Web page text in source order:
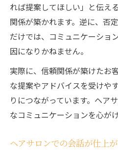
れば提案してほしい」と伝え
関係が築かれます。逆に、否
だけでは、コミュニケーショ
因になりかねません。
実際に、信頼関係が築けたお
な提案やアドバイスを受けや
りにつながっています。ヘア
なコミュニケーションを心が
ヘアサロンでの会話が仕上